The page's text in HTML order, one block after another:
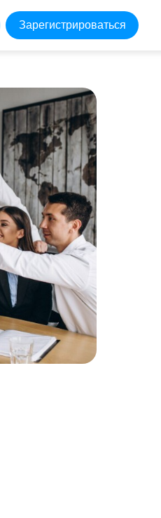
Зарегистрироваться